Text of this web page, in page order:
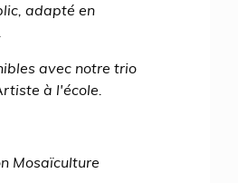
adapté en
avec notre trio
à l'école.
Mosaïculture